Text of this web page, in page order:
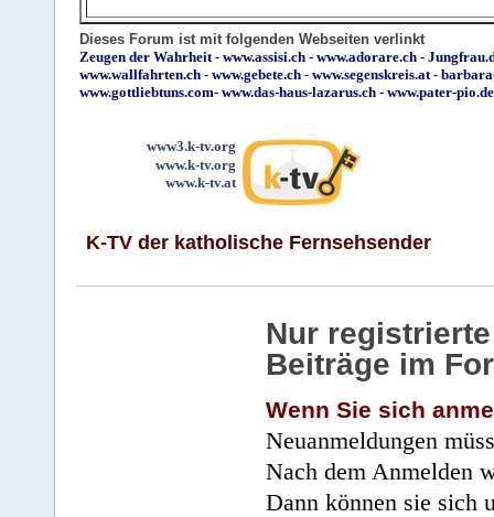
Dieses Forum ist mit folgenden Webseiten verlinkt
Zeugen der Wahrheit - www.assisi.ch - www.adorare.ch -
www.wallfahrten.ch - www.gebete.ch - www.segenskreis.at -
www.gottliebtuns.com- www.das-haus-lazarus.ch - www.pater-pio.de
www3.k-tv.org
www.k-tv.org
www.k-tv.at
K-TV der katholische Fernsehsender
Nur
Beiträge im
Wenn Sie sich
Neuanmeldungen
Nach dem Anmelden
Dann können sie sich